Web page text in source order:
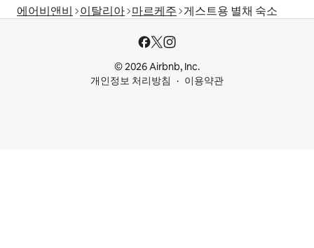
에어비앤비 이탈리아 마르케주 게스트용 별채 숙소
© 2026 Airbnb, Inc.
개인정보 처리방침
이용약관